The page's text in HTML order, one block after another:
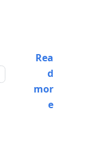
Rea
d
mor
e